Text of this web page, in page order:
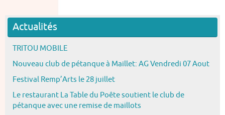
Actualités
TRITOU MOBILE
Nouveau club de pétanque à Maillet: AG Vendredi 07 Aout
Festival Remp’Arts le 28 juillet
Le restaurant La Table du Poête soutient le club de
pétanque avec une remise de maillots